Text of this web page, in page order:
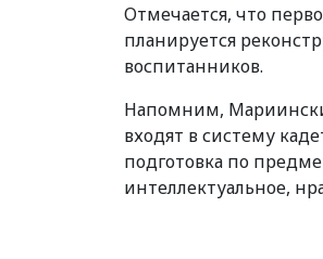
Отмечается, что
планируется
воспитанников.
Напомним,
входят в систему
подготовка по
интеллектуальное,